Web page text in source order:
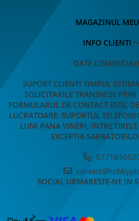
MAGAZINUL MEU
INFO CLIENTI
DATE
SUPORT CLIENTI TIMPUL
SOLICITARILE TRANSMISE
FORMULARUL DE CONTACT ESTE,
LUCRATOARE. SUPORTUL
LUNI PANA VINERI, INTRE
EXCEPTIA
SOCIAL URMARESTE-NE IN